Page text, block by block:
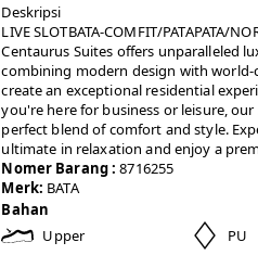
Deskripsi
LIVE SLOTBATA-COMFIT/PATAPATA/
Centaurus Suites offers unparalleled
combining modern design with world-
create an exceptional residential
you're here for business or leisure,
perfect blend of comfort and style.
ultimate in relaxation and enjoy a
Nomer Barang : 8716255
Merk: BATA
Bahan
Upper
PU